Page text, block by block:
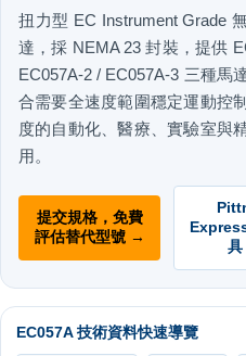
扭力型 EC Instrument Grade
達，採 NEMA 23 封裝，提供
EC057A-2 / EC057A-3 三種馬
合需要全速度範圍穩定運動控
度的自動化、醫療、實驗室與
用。
提交規格，免費
評估替代型號 →
EC057A 技術資料快速導覽